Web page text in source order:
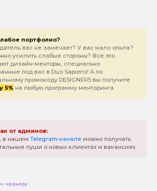
портфолио?
вас не замечает? У вас мало опыта?
усилить слабые стороны? Все это
дизайн-менторы, специально
под вас в Duo Sapiens! А по
промокоду DESIGNER5 вы получите
5% на любую программу менторинга
от админов:
в нашем Telegram-канале можно получать
пуши о новых клиентах и вакансиях
карьеру: